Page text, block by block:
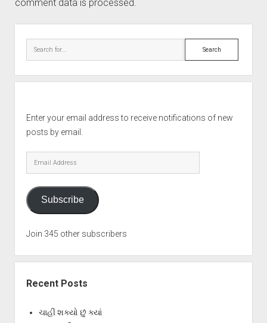
comment data is processed.
Search
Enter your email address to receive notifications of new
posts by email.
Email
Address
Subscribe
Join 345 other subscribers
Recent Posts
ચાહી શક્યો છું ક્યાં